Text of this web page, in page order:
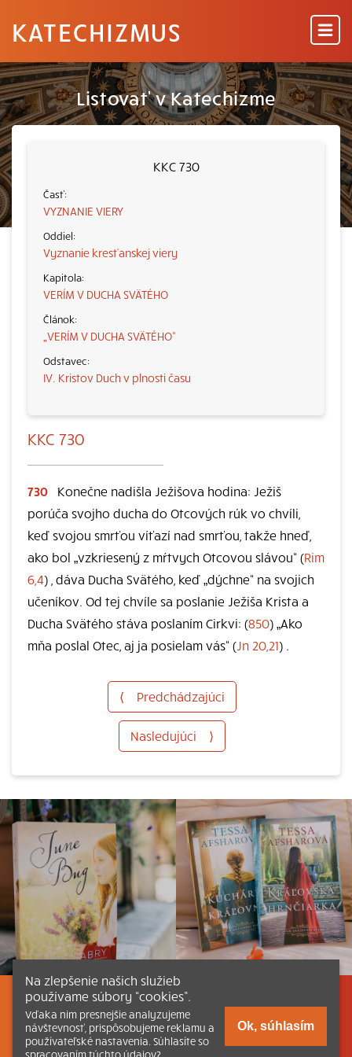
KATECHIZMUS
Listovať v Katechizme
KKC 730
VYZNANIE VIERY
Vyznanie kresťanskej viery
VERÍM V DUCHA SVÄTÉHO
„VERÍM V DUCHA SVÄTÉHO“
IV. Kristov Duch v plnosti času
KKC 730
730
Konečne nadišla Ježišova hodina: Ježiš
porúča svojho ducha do Otcových rúk vo chvíli,
keď svojou smrťou víťazí nad smrťou, takže hneď,
ako bol „vzkriesený z mŕtvych Otcovou slávou“ (Rim
6,4) , dáva Ducha Svätého, keď „dýchne“ na svojich
učeníkov. Od tej chvíle sa poslanie Ježiša Krista a
Ducha Svätého stáva poslaním Cirkvi: (850) „Ako
mňa poslal Otec, aj ja posielam vás“ (Jn 20,21) .
⟨ Predchádzajúci
Nasledujúci ⟩
Listovať Obsah Dokumenty a články
Kontakt Tlačená verzia Katechizmu
Na zlepšenie našich služieb
používame súbory “cookies”.
Vďaka nim presnejšie analyzujeme
návštevnosť, prispôsobujeme reklamu a
používateľské nastavenia. Súhlasíte so
spracovaním týchto údajov?
Ok, súhlasím